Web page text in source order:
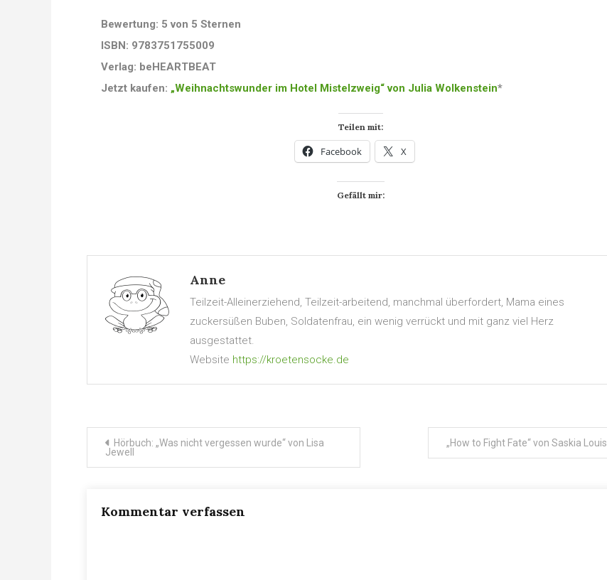
Bewertung: 5 von 5 Sternen
ISBN: 9783751755009
Verlag: beHEARTBEAT
Jetzt kaufen: „Weihnachtswunder im Hotel Mistelzweig“ von Julia Wolkenstein*
Teilen mit:
Facebook X
Gefällt mir:
Anne
Teilzeit-Alleinerziehend, Teilzeit-arbeitend, manchmal überfordert, Mama eines
zuckersüßen Buben, Soldatenfrau, ein wenig verrückt und mit ganz viel Herz
ausgestattet.
Website https://kroetensocke.de
Beitragsnavigation
Hörbuch: „Was nicht vergessen wurde“ von Lisa
Jewell
„How to Fight Fate“ von Saskia Louis
Kommentar verfassen